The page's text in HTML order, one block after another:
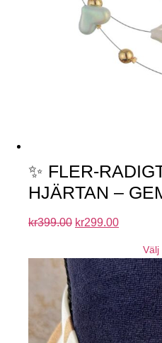
✨ FLER-
HJÄRTAN –
kr399.00 kr299.00
Välj